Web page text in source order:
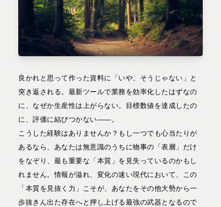
良かれと思って作った資料に「いや、そうじゃない」と
突き返される。最新ツールで業務を効率化したはずなの
に、なぜか生産性は上がらない。目標数値を達成したの
に、評価に結びつかない――。
こうした経験はありませんか？もし一つでも心当たりが
あるなら、あなたは無意識のうちに物事の「表層」だけ
をなぞり、最も重要な「本質」を見失っているのかもし
れません。情報が溢れ、変化の速い現代において、この
「本質を見抜く力」こそが、あなたをその他大勢から一
歩抜きん出た存在へと押し上げる最強の武器となるので